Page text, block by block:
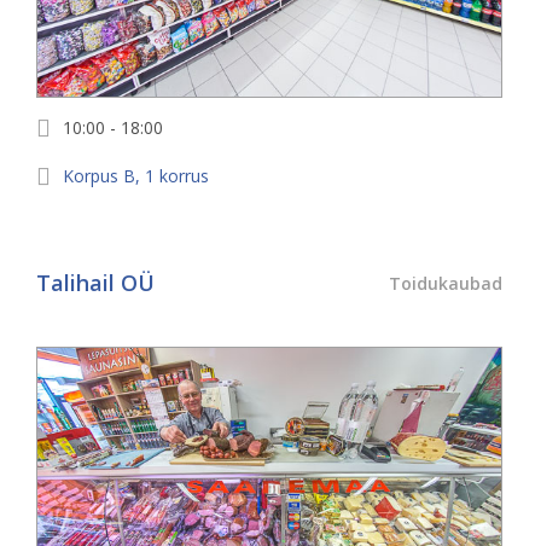
10:00 - 18:00
Korpus B, 1 korrus
Talihail OÜ Toidukaubad